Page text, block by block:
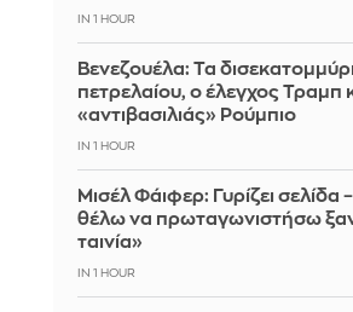
IN 1 HOUR
Βενεζουέλα: Τα
πετρελαίου, ο έλεγχος Τραμπ
«αντιβασιλιάς» Ρούμπιο
IN 1 HOUR
Μισέλ Φάιφερ: Γυρίζει σελίδα
θέλω να πρωταγωνιστήσω
ταινία»
IN 1 HOUR